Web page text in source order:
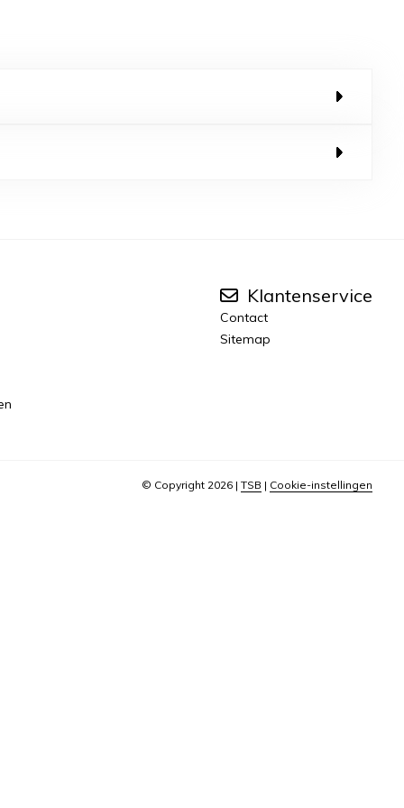
Klantenservice
Contact
Sitemap
© Copyright 2026 | TSB | Cookie-instellingen